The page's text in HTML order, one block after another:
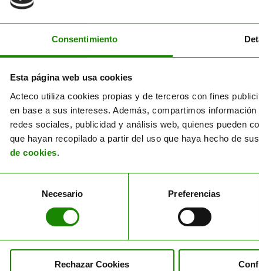
Consentimiento
Esta página web usa cookies
Acteco utiliza cookies propias y de terceros con fines
en base a sus intereses. Además, compartimos
redes sociales, publicidad y análisis web, quienes pueden
que hayan recopilado a partir del uso que haya hecho de
de cookies.
consentimiento
Necesario Preferencias
Rechazar Cookies
PP PERCHA BOSS
Tipo:PP
Formato: Triturado
REF:81279